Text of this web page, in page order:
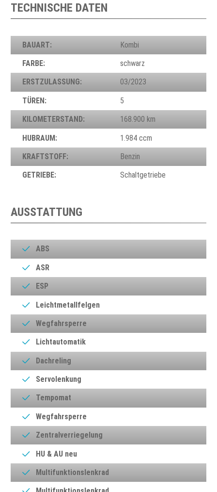
TECHNISCHE DATEN
BAUART: Kombi
FARBE: schwarz
ERSTZULASSUNG: 03/2023
TÜREN: 5
KILOMETERSTAND: 168.900 km
HUBRAUM: 1.984 ccm
KRAFTSTOFF: Benzin
GETRIEBE: Schaltgetriebe
AUSSTATTUNG
ABS
ASR
ESP
Leichtmetallfelgen
Wegfahrsperre
Lichtautomatik
Dachreling
Servolenkung
Tempomat
Wegfahrsperre
Zentralverriegelung
HU & AU neu
Multifunktionslenkrad